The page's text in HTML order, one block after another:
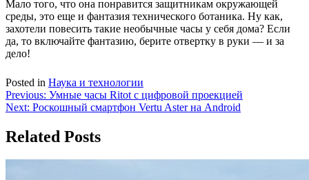
Мало того, что она понравится защитникам окружающей
среды, это еще и фантазия технического ботаника. Ну как,
захотели повесить такие необычные часы у себя дома? Если
да, то включайте фантазию, берите отвертку в руки — и за
дело!
Posted in Наука и технологии
Навигация
по
записям
Previous: Умные часы Ritot с цифровой проекцией
Next: Роскошный смартфон Vertu Aster на Android
Related Posts